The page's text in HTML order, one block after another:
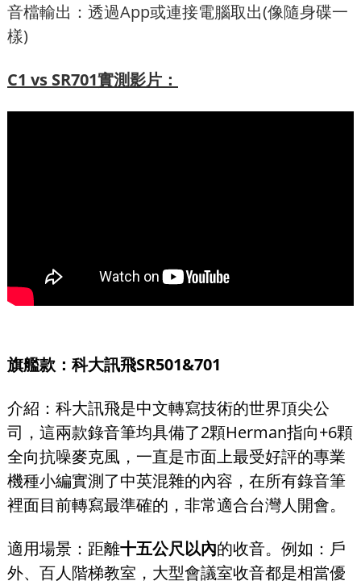
音檔輸出：透過App或連接電腦取出(像隨身碟一
樣)
C1 vs SR701實測影片：
旗艦款：科大訊飛SR501&701
介紹：科大訊飛是中文轉寫技術的世界頂尖公
司，這兩款錄音筆均具備了2顆Herman指向+6顆
全向抗噪麥克風，一直是市面上最受好評的專業
機種小編實測了中英混雜的內容，在所有錄音筆
裡面目前轉寫最準確的，非常適合台灣人開會。
適用場景：距離十五公尺以內的收音。例如：戶
外、百人階梯教室，大型會議室收音都是相當優